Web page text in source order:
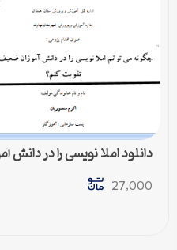
دانلود املا نویسی را در
27,000